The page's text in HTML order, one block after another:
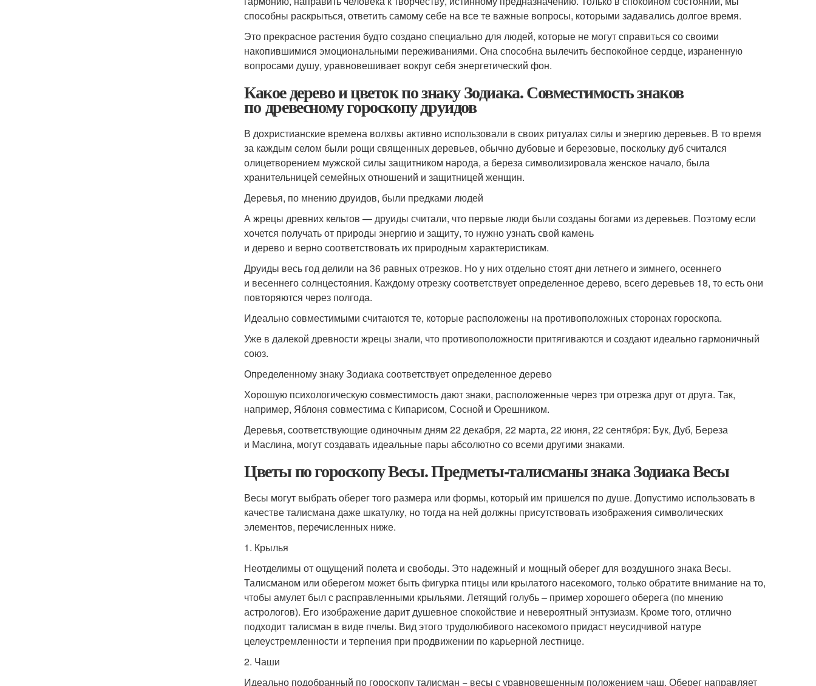
способны раскрыться, ответить самому себе на все те важные вопросы, которыми задавались долгое время.
Это прекрасное растения будто создано специально для людей, которые не могут справиться со своими
накопившимися эмоциональными переживаниями. Она способна вылечить беспокойное сердце, израненную
вопросами душу, уравновешивает вокруг себя энергетический фон.
Какое дерево и цветок по знаку Зодиака. Совместимость знаков
по древесному гороскопу друидов
В дохристианские времена волхвы активно использовали в своих ритуалах силы и энергию деревьев. В то время
за каждым селом были рощи священных деревьев, обычно дубовые и березовые, поскольку дуб считался
олицетворением мужской силы защитником народа, а береза символизировала женское начало, была
хранительницей семейных отношений и защитницей женщин.
Деревья, по мнению друидов, были предками людей
А жрецы древних кельтов — друиды считали, что первые люди были созданы богами из деревьев. Поэтому если
хочется получать от природы энергию и защиту, то нужно узнать свой камень
и дерево и верно соответствовать их природным характеристикам.
Друиды весь год делили на 36 равных отрезков. Но у них отдельно стоят дни летнего и зимнего, осеннего
и весеннего солнцестояния. Каждому отрезку соответствует определенное дерево, всего деревьев 18, то есть они
повторяются через полгода.
Идеально совместимыми считаются те, которые расположены на противоположных сторонах гороскопа.
Уже в далекой древности жрецы знали, что противоположности притягиваются и создают идеально гармоничный
союз.
Определенному знаку Зодиака соответствует определенное дерево
Хорошую психологическую совместимость дают знаки, расположенные через три отрезка друг от друга. Так,
например, Яблоня совместима с Кипарисом, Сосной и Орешником.
Деревья, соответствующие одиночным дням 22 декабря, 22 марта, 22 июня, 22 сентября: Бук, Дуб, Береза
и Маслина, могут создавать идеальные пары абсолютно со всеми другими знаками.
Цветы по гороскопу Весы. Предметы-талисманы знака Зодиака Весы
Весы могут выбрать оберег того размера или формы, который им пришелся по душе. Допустимо использовать в
качестве талисмана даже шкатулку, но тогда на ней должны присутствовать изображения символических
элементов, перечисленных ниже.
1. Крылья
Неотделимы от ощущений полета и свободы. Это надежный и мощный оберег для воздушного знака Весы.
Талисманом или оберегом может быть фигурка птицы или крылатого насекомого, только обратите внимание на то,
чтобы амулет был с расправленными крыльями. Летящий голубь – пример хорошего оберега (по мнению
астрологов). Его изображение дарит душевное спокойствие и невероятный энтузиазм. Кроме того, отлично
подходит талисман в виде пчелы. Вид этого трудолюбивого насекомого придаст неусидчивой натуре
целеустремленности и терпения при продвижении по карьерной лестнице.
2. Чаши
Идеально подобранный по гороскопу талисман − весы с уравновешенным положением чаш. Оберег направляет